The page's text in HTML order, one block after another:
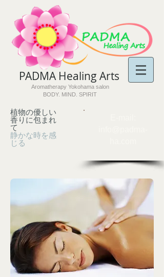
PADMA Healing Arts​
Aromatherapy Yokohama salon
BODY. MIND. SPIRIT
植物の優しい
香りに包まれ
て
静かな時を感
じる